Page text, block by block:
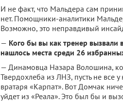
И не факт, что Мальдера сам
нет. Помощники-аналитики
Возможно, это неправдивый
— Кого бы вы как тренер вызвали
нашлось места среди 26
— Динамовца Назара Волошина,
Твердохлеба из ЛНЗ, пусть не все
вратаря «Карпат». Вот Домчак
уйдет из «Реала». Это был бы и